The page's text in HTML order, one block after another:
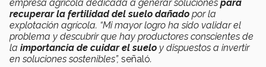
empresa agrícola dedicada a generar soluciones para
recuperar la fertilidad del suelo dañado por la
explotación agrícola. “Mi mayor logro ha sido validar el
problema y descubrir que hay productores conscientes de
la importancia de cuidar el suelo y dispuestos a invertir
en soluciones sostenibles”, señaló.